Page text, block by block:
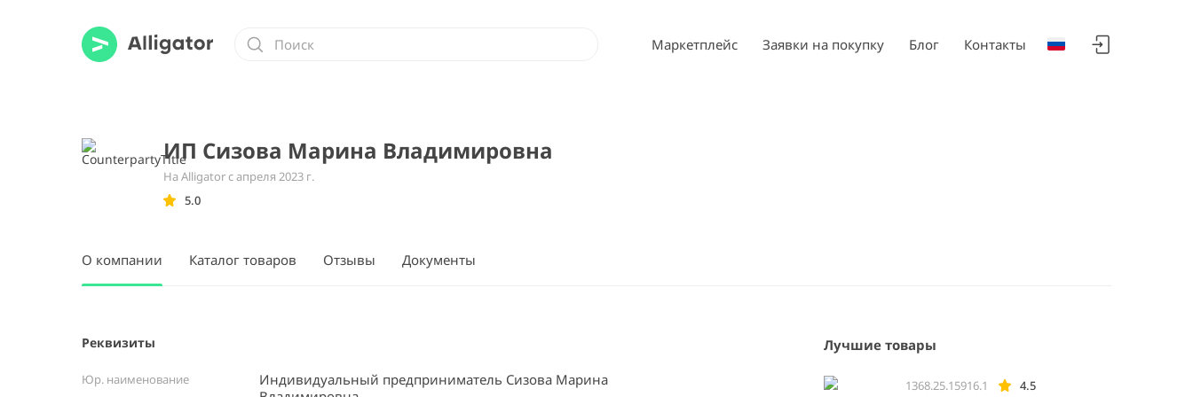
Маркетплейс Заявки на покупку Блог Контакты
ИП Сизова Марина Владимировна
На Alligator с апреля 2023 г.
5.0
О компании Каталог товаров Отзывы Документы
Реквизиты
Юр. наименование
Индивидуальный предприниматель Сизова Марина
Лучшие товары
1368.25.15916.1 4.5